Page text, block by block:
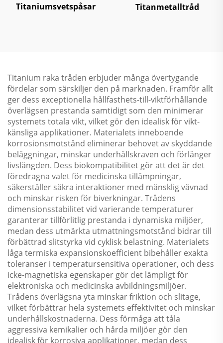
Titaniumsvetspåsar Titanmetalltråd
Titanium raka tråden erbjuder många övertygande
fördelar som särskiljer den på marknaden. Framför allt
ger dess exceptionella hållfasthets-till-viktförhållande
överlägsen prestanda samtidigt som den minimerar
systemets totala vikt, vilket gör den idealisk för vikt-
känsliga applikationer. Materialets inneboende
korrosionsmotstånd eliminerar behovet av skyddande
beläggningar, minskar underhållskraven och förlänger
livslängden. Dess biokompatibilitet gör att det är det
föredragna valet för medicinska tillämpningar,
säkerställer säkra interaktioner med mänsklig vävnad
och minskar risken för biverkningar. Trådens
dimensionsstabilitet vid varierande temperaturer
garanterar tillförlitlig prestanda i dynamiska miljöer,
medan dess utmärkta utmattningsmotstånd bidrar till
förbättrad slitstyrka vid cyklisk belastning. Materialets
låga termiska expansionskoefficient bibehåller exakta
toleranser i temperatursensitiva operationer, och dess
icke-magnetiska egenskaper gör det lämpligt för
elektroniska och medicinska avbildningsmiljöer.
Trådens överlägsna yta minskar friktion och slitage,
vilket förbättrar hela systemets effektivitet och minskar
underhållskostnaderna. Dess förmåga att tåla
aggressiva kemikalier och hårda miljöer gör den
idealisk för korrosiva applikationer, medan dess